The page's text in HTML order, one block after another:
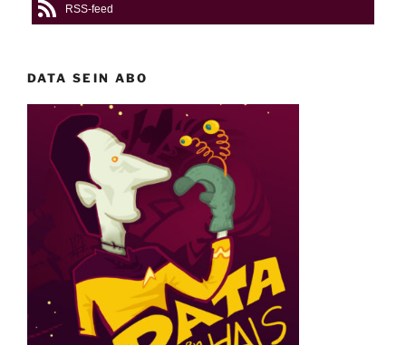
RSS-feed
DATA SEIN ABO